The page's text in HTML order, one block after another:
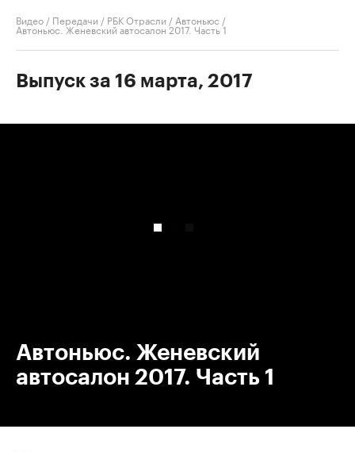
Видео / Передачи / РБК Отрасли / Автоньюс /
Автоньюс. Женевский автосалон 2017. Часть 1
Выпуск за 16 марта, 2017
Автоньюс. Женевский
автосалон 2017. Часть 1